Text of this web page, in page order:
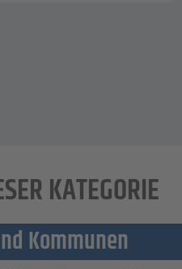
KATEGORIE
Kommunen